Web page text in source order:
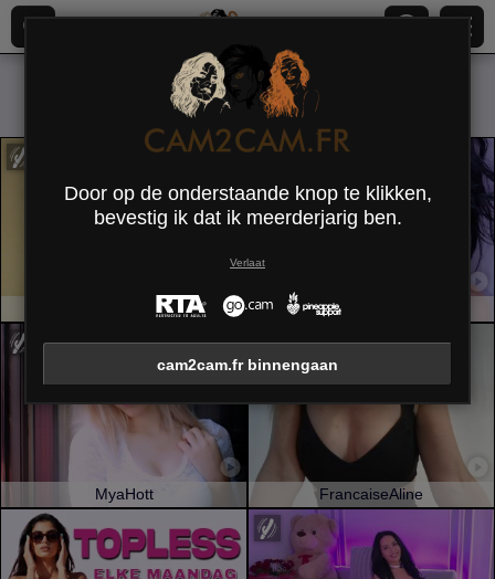
Alles (606 Geschoren
AngryGirl69 CassandraMichelli
MyaHott FrancaiseAline
Door op de onderstaande knop te klikken,
bevestig ik dat ik meerderjarig ben.
Verlaat
cam2cam.fr binnengaan